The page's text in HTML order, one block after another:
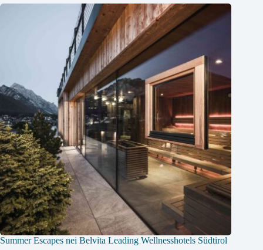
Summer Escapes nei Belvita Leading Wellnesshotels Südtirol